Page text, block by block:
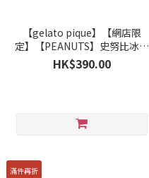
【gelato pique】【網店限
定】【PEANUTS】史努比冰淇
淋圖案母子手帳L
PWGG232552
HK$390.00
滿件再折